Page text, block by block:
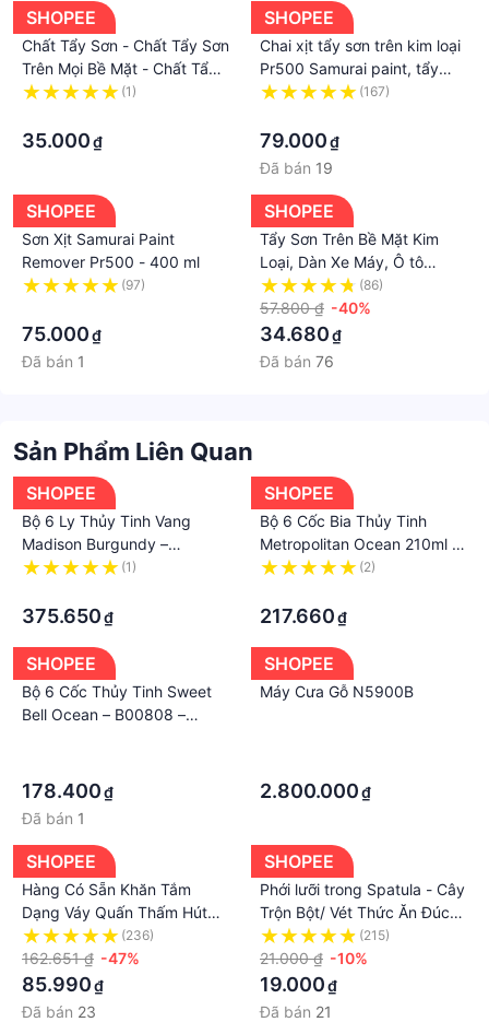
- Hoàn tiền nếu sản phẩm không giống với mô tả
- Giao hàng trên toàn quốc, nhận hàng trả tiền
🚛 Hỗ trợ đổi trả miễn phí vận chuyển trong vòng 7
ngày nếu lỗi do nhà sản xuất.
SHOPEE
Chất Tẩy Sơn - Chất Tẩy Sơn
Trên Mọi Bề Mặt - Chất Tẩy
Mọi Loại Sơn chai 350ml
(1)
35.000₫
SHOPEE
Chai xịt tẩy sơn trên kim loại
Pr500 Samurai paint, tẩy
sạch nhanh và an toàn cho
(167)
79.000₫
Đã bán 19
SHOPEE
Sơn Xịt Samurai Paint
Remover Pr500 - 400 ml
(97)
75.000₫
Đã bán 1
SHOPEE
Tẩy Sơn Trên Bề Mặt Kim
Loại, Dàn Xe Máy, Ô tô
350ml HP, Hiệu quả, Tẩy
nhanh - Giá Tốt Nhất Thị
Trường
(86)
57.800 ₫ -40%
34.680₫
Đã bán 76
Sản Phẩm Liên Quan
SHOPEE
Bộ 6 Ly Thủy Tinh Vang
Madison Burgundy –
1015D22 – 650ml
(1)
375.650₫
SHOPEE
Bộ 6 Cốc Bia Thủy Tinh
Metropolitan Ocean 210ml -
330ml - 400ml(2)
217.660₫
SHOPEE
Bộ 6 Cốc Thủy Tinh Sweet
Bell Ocean – B00808 –
178.400₫
Đã bán 1
SHOPEE
Máy Cưa Gỗ N5900B
2.800.000₫
SHOPEE
Hàng Có Sẵn Khăn Tắm
Dạng Váy Quấn Thấm Hút
Nước Nhanh Khô Phong
Cách Ins Dễ Thương Dành
Cho Bạn Nữ
(236)
162.651 ₫ -47%
85.990₫
Đã bán 23
SHOPEE
Phới lưỡi trong Spatula - Cây
Trộn Bột/ Vét Thức Ăn Đúc
Trong
(215)
21.000 ₫ -10%
19.000₫
Đã bán 21